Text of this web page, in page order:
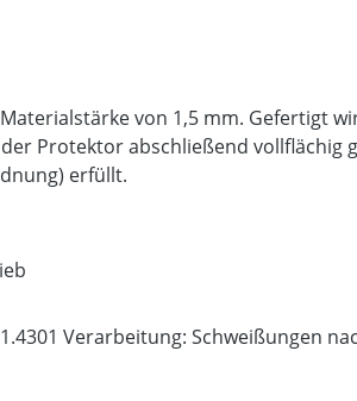
von 1,5 mm. Gefertigt
Protektor abschließend
erfüllt.
Verarbeitung: Schweißungen